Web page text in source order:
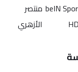
beIN منتصر
الأزهري